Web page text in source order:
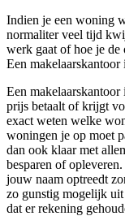
Indien je een woning
normaliter veel tijd
werk gaat of hoe je de
Een
Een
prijs betaalt of krijgt
exact weten welke
woningen je op moet
dan ook klaar met
besparen of
jouw naam optreedt
zo gunstig mogelijk
dat er rekening